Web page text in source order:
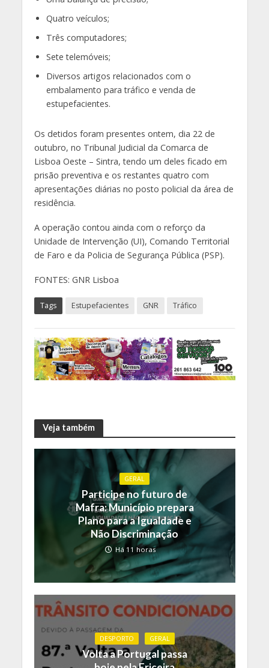
Quatro veículos;
Três computadores;
Sete telemóveis;
Diversos artigos relacionados com o
embalamento para tráfico e venda de
estupefacientes.
Os detidos foram presentes ontem, dia 22 de
outubro, no Tribunal Judicial da Comarca de
Lisboa Oeste – Sintra, tendo um deles ficado em
prisão preventiva e os restantes quatro com
apresentações diárias no posto policial da área de
residência.
A operação contou ainda com o reforço da
Unidade de Intervenção (UI), Comando Territorial
de Faro e da Policia de Segurança Pública (PSP).
FONTES: GNR Lisboa
Tags Estupefacientes GNR Tráfico
Veja também
GERAL
Participe no futuro de
Mafra: Município prepara
Plano para a Igualdade e
Não Discriminação
Há 11 horas
DESPORTO GERAL
Volta a Portugal passa